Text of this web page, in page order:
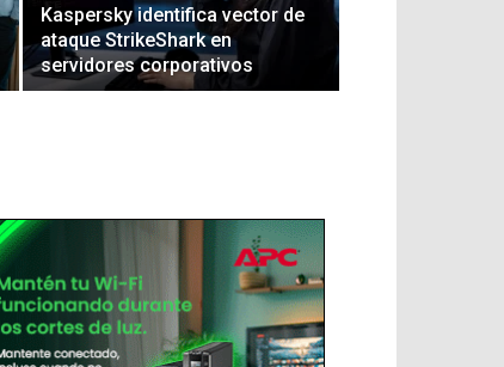
Kaspersky identifica vector de
ataque StrikeShark en
servidores corporativos